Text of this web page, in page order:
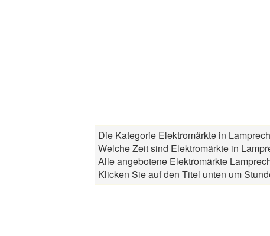
Die Kategorie Elektromärkte in
Welche Zeit sind Elektromärkte in
Alle angebotene Elektromärkte
Klicken Sie auf den Titel unten um